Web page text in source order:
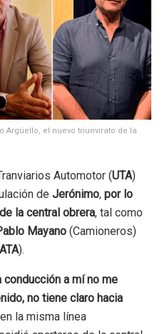
Argüello, el nuevo triunvirato de la
Automotor (UTA)
de Jerónimo, por lo
la central obrera, tal como
Mayano (Camioneros)
).
conducción a mí no me
no tiene claro hacia
la misma línea